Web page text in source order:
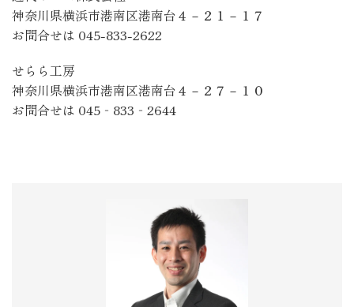
神奈川県横浜市港南区港南台４－２１－１７
お問合せは 045-833-2622
せらら工房
神奈川県横浜市港南区港南台４－２７－１０
お問合せは 045‐833‐2644